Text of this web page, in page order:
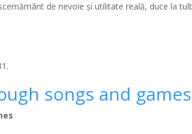
de nevoie și utilitate reală, duce la
songs and games